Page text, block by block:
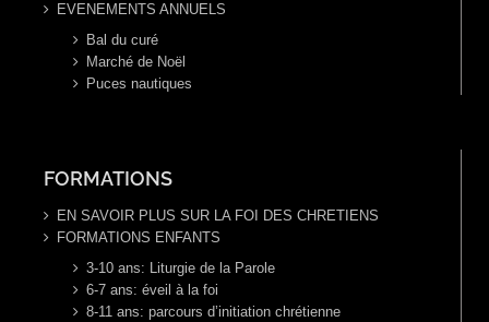
EVENEMENTS ANNUELS
Bal du curé
Marché de Noël
Puces nautiques
FORMATIONS
EN SAVOIR PLUS SUR LA FOI DES CHRETIENS
FORMATIONS ENFANTS
3-10 ans: Liturgie de la Parole
6-7 ans: éveil à la foi
8-11 ans: parcours d’initiation chrétienne